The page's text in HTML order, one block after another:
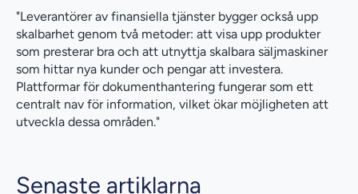
"Leverantörer av finansiella tjänster bygger också upp
skalbarhet genom två metoder: att visa upp produkter
som presterar bra och att utnyttja skalbara säljmaskiner
som hittar nya kunder och pengar att investera.
Plattformar för dokumenthantering fungerar som ett
centralt nav för information, vilket ökar möjligheten att
utveckla dessa områden."
Senaste artiklarna